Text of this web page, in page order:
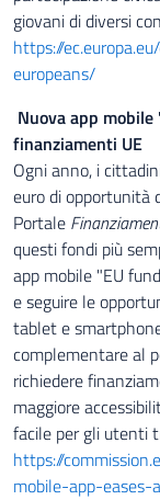
giovani di diversi
https://
europeans/
Nuova app
finanziamenti UE
Ogni anno, i
euro di opportunità
Portale
questi fondi più
app mobile "EU
e seguire le
tablet e
complementare al
richiedere
maggiore
facile per gli utenti
https://
mobile-app-